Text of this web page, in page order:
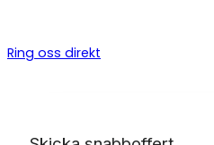
Ring oss direkt